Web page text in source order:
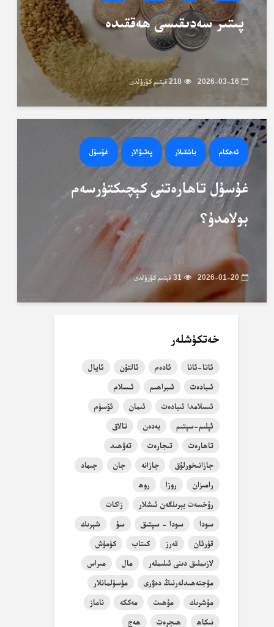
پىتىر سەدىقىسى ھەققىدە
2026-03-16 218 قېتىم كۆرۈلدى
ئەھكام باشقىلار پەتىۋالار غۇسۇل
غۇسۇل تاھارەتنى كېچىكتۈرسەم
بولامدۇ؟
2026-01-20 31 قېتىم كۆرۈلدى
خەتكۈشلەر
ئاتا-ئانا ئادەم ئالتۇن
ئايال
ئىبادەت
ئىبراھىم
ئىسلام
ئىسلامدا ئىبادەت
ئىمان
ئۆسۈم
ئېلىم-سېتىم
بەدەن
تالاق
تاھارەت
تىجارەت
تەۋھىد
جازانىخورلۇق
جازانە جان
جىھاد
رامىزان
روزا
روھ
رۇخسەت بېرىلگەن ئىشلار
زاكات
سودا
سودا - سېتىق سۇ
شېرىك
قۇرئان
قەرز كىتاب
كۈمۈش
لازىملىق دىنى ئىلىملەر
مال
مىراس
مۇجتەھىدلەرنىڭ دەۋرى
مۇسۇلمانلار
مۇشرىك
مۇھىت مەككە
ناماز
نىكاھ
ھىجرەت ھەج